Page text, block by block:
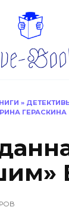
»
ГЕРАСКИНА